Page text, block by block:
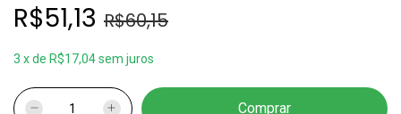
R$51,13 R$60,15
3 xde R$17,04sem juros